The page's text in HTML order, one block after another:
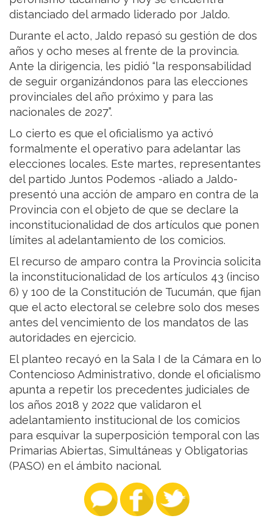
distanciado del armado liderado por Jaldo.
Durante el acto, Jaldo repasó su gestión de dos
años y ocho meses al frente de la provincia.
Ante la dirigencia, les pidió “la responsabilidad
de seguir organizándonos para las elecciones
provinciales del año próximo y para las
nacionales de 2027”.
Lo cierto es que el oficialismo ya activó
formalmente el operativo para adelantar las
elecciones locales. Este martes, representantes
del partido Juntos Podemos -aliado a Jaldo-
presentó una acción de amparo en contra de la
Provincia con el objeto de que se declare la
inconstitucionalidad de dos artículos que ponen
límites al adelantamiento de los comicios.
El recurso de amparo contra la Provincia solicita
la inconstitucionalidad de los artículos 43 (inciso
6) y 100 de la Constitución de Tucumán, que fijan
que el acto electoral se celebre solo dos meses
antes del vencimiento de los mandatos de las
autoridades en ejercicio.
El planteo recayó en la Sala I de la Cámara en lo
Contencioso Administrativo, donde el oficialismo
apunta a repetir los precedentes judiciales de
los años 2018 y 2022 que validaron el
adelantamiento institucional de los comicios
para esquivar la superposición temporal con las
Primarias Abiertas, Simultáneas y Obligatorias
(PASO) en el ámbito nacional.